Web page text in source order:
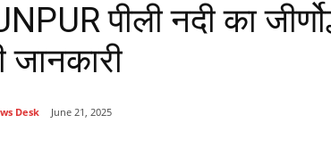
पीली नदी का
जानकारी
Desk June 21, 2025